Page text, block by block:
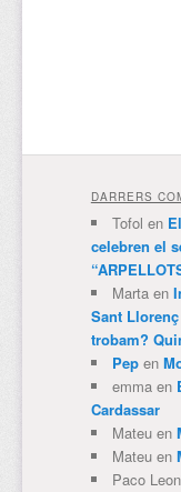
DARRERS
Tofol en
celebren el
Martaen
Sant
trobam?
Pepen
emmaen
Cardassar
Mateuen
Mateuen
Paco